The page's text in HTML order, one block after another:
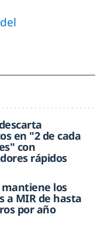
en "2 de cada
con
rápidos
los
a MIR de hasta
por año